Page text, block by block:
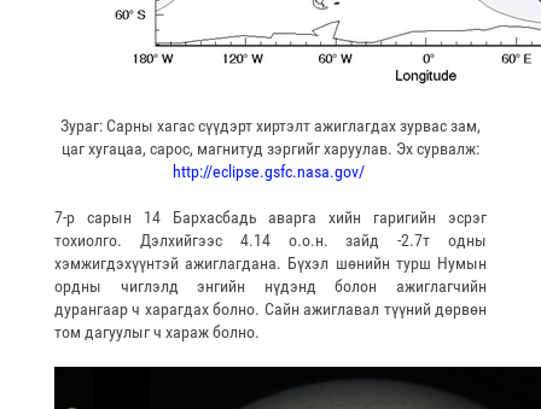
Зураг: Сарны хагас сүүдэрт хиртэлт ажиглагдах зурвас зам,
цаг хугацаа, сарос, магнитуд зэргийг харуулав. Эх сурвалж:
http://eclipse.gsfc.nasa.gov/
7-р сарын 14 Бархасбадь аварга хийн гаригийн эсрэг
тохиолго. Дэлхийгээс 4.14 о.о.н. зайд -2.7т одны
хэмжигдэхүүнтэй ажиглагдана. Бүхэл шөнийн турш Нумын
ордны чиглэлд энгийн нүдэнд болон ажиглагчийн
дурангаар ч харагдах болно. Сайн ажиглавал түүний дөрвөн
том дагуулыг ч хараж болно.